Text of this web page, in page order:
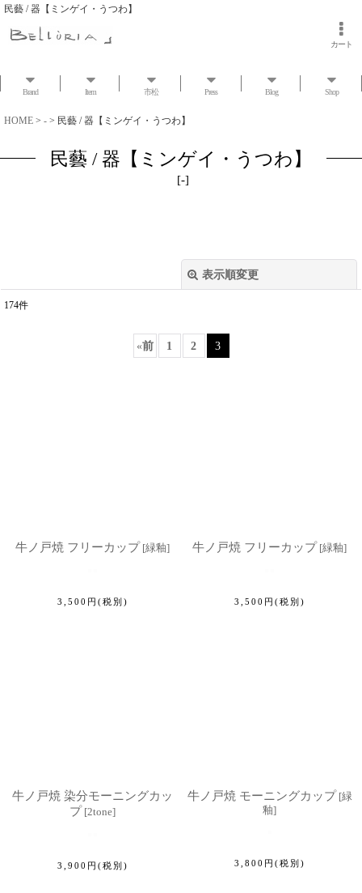
民藝 / 器【ミンゲイ・うつわ】
カート
Brand Item 市松 Press Blog Shop
HOME > - > 民藝 / 器【ミンゲイ・うつわ】
民藝 / 器【ミンゲイ・うつわ】
[-]
表示順変更
サブカテゴリ
174件
«前 1 2 3
牛ノ戸焼 フリーカップ [緑釉]
3,500 円 (税別)
牛ノ戸焼 フリーカップ [緑釉]
3,500 円 (税別)
牛ノ戸焼 染分モーニングカッ
プ [2tone]
3,900 円 (税別)
牛ノ戸焼 モーニングカップ [緑
釉]
3,800 円 (税別)